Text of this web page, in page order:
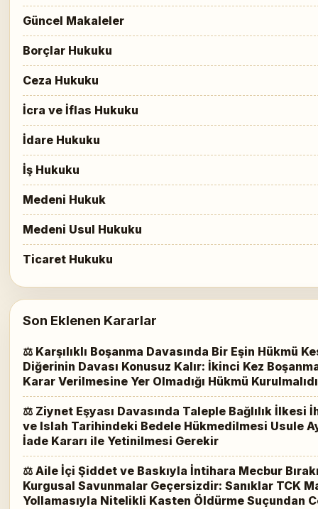
Güncel Makaleler
Borçlar Hukuku
Ceza Hukuku
İcra ve İflas Hukuku
İdare Hukuku
İş Hukuku
Medeni Hukuk
Medeni Usul Hukuku
Ticaret Hukuku
Son Eklenen Kararlar
⚖ Karşılıklı Boşanma Davasında Bir Eşin Hükmü
Diğerinin Davası Konusuz Kalır: İkinci Kez
Karar Verilmesine Yer Olmadığı Hükmü
⚖ Ziynet Eşyası Davasında Taleple Bağlılık İlkesi
ve Islah Tarihindeki Bedele Hükmedilmesi Usule
İade Kararı ile Yetinilmesi Gerekir
⚖ Aile İçi Şiddet ve Baskıyla İntihara Mecbur
Kurgusal Savunmalar Geçersizdir: Sanıklar TCK
Yollamasıyla Nitelikli Kasten Öldürme Suçundan